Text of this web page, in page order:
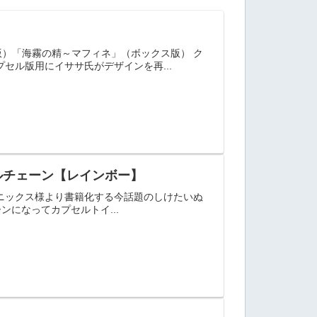
「海霧の精～マフィネ」（ボックス版） ク
ル版用にイササ氏がデザインを再...
ェーン【レインボー】
クス様より書籍化する今話題のしけたいぬ
になってカプセルトイ...